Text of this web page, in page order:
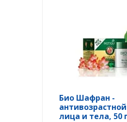
Био Шафран -
лица и тела, 50